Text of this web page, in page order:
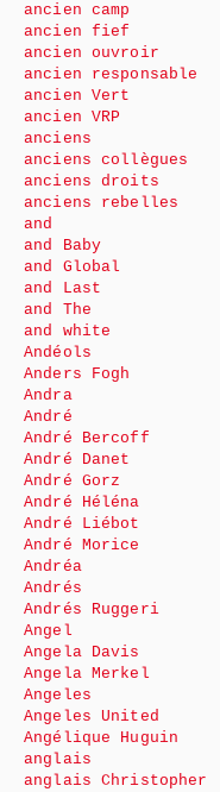
ancien camp
ancien fief
ancien ouvroir
ancien responsable
ancien Vert
ancien VRP
anciens
anciens collègues
anciens droits
anciens rebelles
and
and Baby
and Global
and Last
and The
and white
Andéols
Anders Fogh
Andra
André
André Bercoff
André Danet
André Gorz
André Héléna
André Liébot
André Morice
Andréa
Andrés
Andrés Ruggeri
Angel
Angela Davis
Angela Merkel
Angeles
Angeles United
Angélique Huguin
anglais
anglais Christopher